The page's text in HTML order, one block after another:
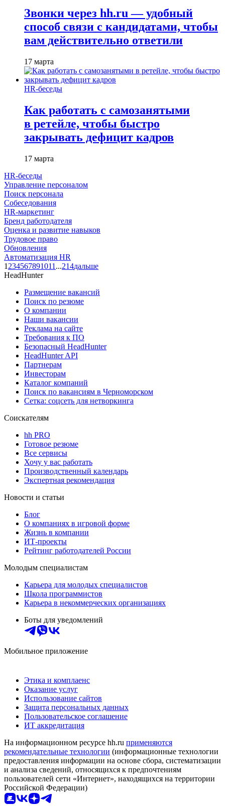
Звонки через hh.ru — удобный
способ связи с кандидатами, чтобы
вам действительно ответили
17 марта
HR-беседы
Как работать с самозанятыми
в ретейле, чтобы быстро
закрывать дефицит кадров
17 марта
HR-беседы
Управление персоналом
Поиск персонала
Собеседования
HR-маркетинг
Бренд работодателя
Оценка и развитие навыков
Трудовое право
Обновления
Автоматизация HR
1 234567891011 ...214дальше
HeadHunter
Размещение вакансий
Поиск по резюме
О компании
Наши вакансии
Реклама на сайте
Требования к ПО
Безопасный HeadHunter
HeadHunter API
Партнерам
Инвесторам
Каталог компаний
Поиск по вакансиям в Черноморском
Сетка: соцсеть для нетворкинга
Соискателям
hh PRO
Готовое резюме
Все сервисы
Хочу у вас работать
Производственный календарь
Экспертная рекомендация
Новости и статьи
Блог
О компаниях в игровой форме
Жизнь в компании
ИТ-проекты
Рейтинг работодателей России
Молодым специалистам
Карьера для молодых специалистов
Школа программистов
Карьера в некоммерческих организациях
Боты для уведомлений
Мобильное приложение
Этика и комплаенс
Оказание услуг
Использование сайтов
Защита персональных данных
Пользовательское соглашение
ИТ аккредитация
На информационном ресурсе hh.ru применяются
рекомендательные технологии (информационные технологии
предоставления информации на основе сбора, систематизации
и анализа сведений, относящихся к предпочтениям
пользователей сети «Интернет», находящихся на территории
Российской Федерации)